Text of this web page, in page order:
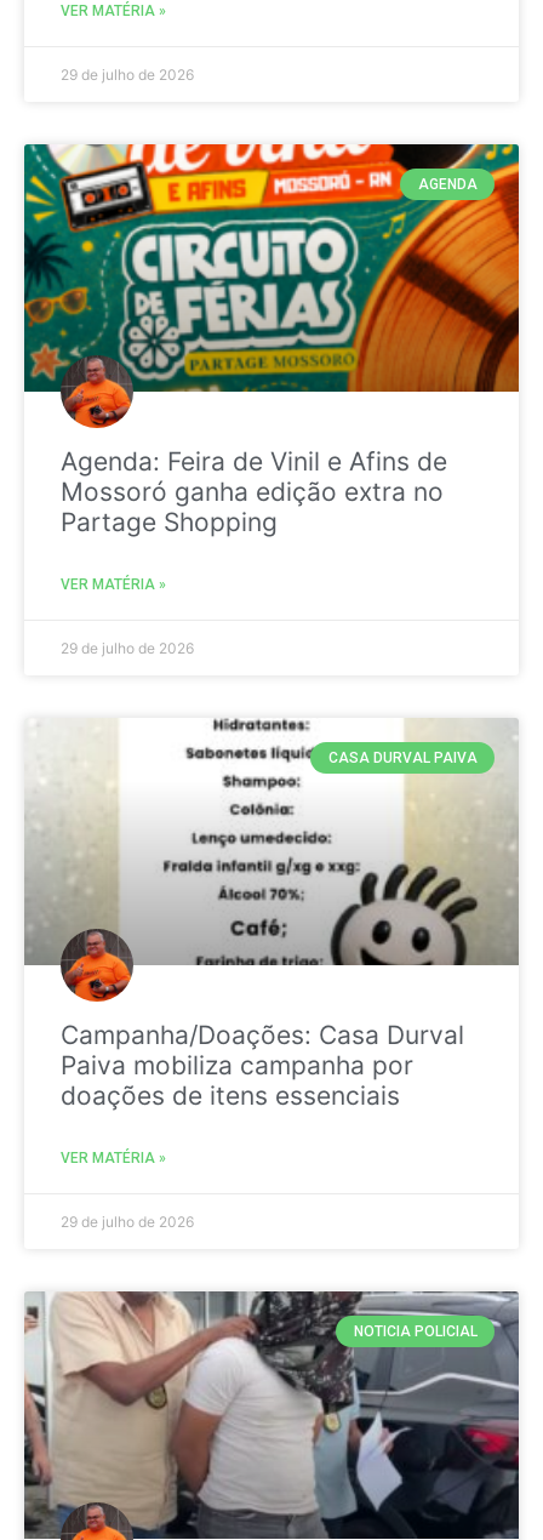
VER MATÉRIA »
29 de julho de 2026
AGENDA
Agenda: Feira de Vinil e Afins de
Mossoró ganha edição extra no
Partage Shopping
VER MATÉRIA »
29 de julho de 2026
CASA DURVAL PAIVA
Campanha/Doações: Casa Durval
Paiva mobiliza campanha por
doações de itens essenciais
VER MATÉRIA »
29 de julho de 2026
NOTICIA POLICIAL